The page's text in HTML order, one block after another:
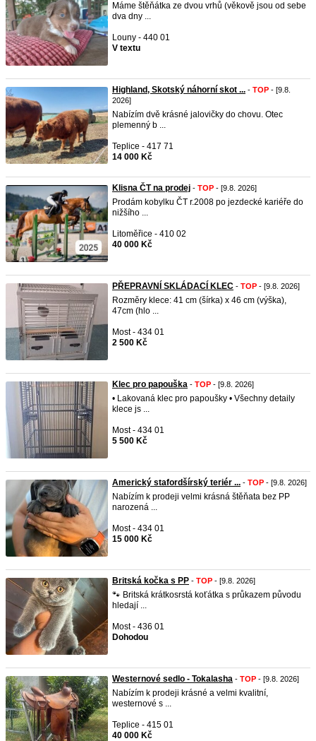
Máme štěňátka ze dvou vrhů (věkově jsou od sebe
dva dny ...
Louny - 440 01
V textu
Highland, Skotský náhorní skot ... - TOP - [9.8.
2026]
Nabízím dvě krásné jalovičky do chovu. Otec
plemenný b ...
Teplice - 417 71
14 000 Kč
Klisna ČT na prodej - TOP - [9.8. 2026]
Prodám kobylku ČT r.2008 po jezdecké kariéře do
nižšího ...
Litoměřice - 410 02
40 000 Kč
PŘEPRAVNÍ SKLÁDACÍ KLEC - TOP - [9.8. 2026]
Rozměry klece: 41 cm (šírka) x 46 cm (výška),
47cm (hlo ...
Most - 434 01
2 500 Kč
Klec pro papouška - TOP - [9.8. 2026]
• Lakovaná klec pro papoušky • Všechny detaily
klece js ...
Most - 434 01
5 500 Kč
Americký stafordšírský teriér ... - TOP - [9.8. 2026]
Nabízím k prodeji velmi krásná štěňata bez PP
narozená ...
Most - 434 01
15 000 Kč
Britská kočka s PP - TOP - [9.8. 2026]
🐾 Britská krátkosrstá koťátka s průkazem původu
hledají ...
Most - 436 01
Dohodou
Westernové sedlo - Tokalasha - TOP - [9.8. 2026]
Nabízím k prodeji krásné a velmi kvalitní,
westernové s ...
Teplice - 415 01
40 000 Kč